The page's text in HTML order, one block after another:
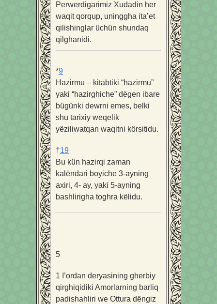
Perwerdigarimiz Xudadin her
waqit qorqup, uninggha ita’et
qilishinglar üchün shundaq
qilghanidi.
*9
Hazirmu – kitabtiki “hazirmu”
yaki “hazirghiche” dëgen ibare
bügünki dewrni emes, belki
shu tarixiy weqelik
yëziliwatqan waqitni körsitidu.
†19
Bu kün hazirqi zaman
kalëndari boyiche 3-ayning
axiri, 4- ay, yaki 5-ayning
bashlirigha toghra këlidu.
5
1 I’ordan deryasining gherbiy
qirghiqidiki Amorlarning barliq
padishahliri we Ottura dëngiz